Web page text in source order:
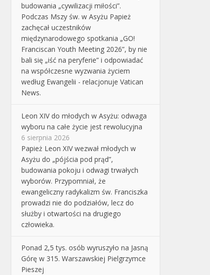
budowania „cywilizacji miłości”.
Podczas Mszy św. w Asyżu Papież
zachęcał uczestników
międzynarodowego spotkania „GO!
Franciscan Youth Meeting 2026”, by nie
bali się „iść na peryferie” i odpowiadać
na współczesne wyzwania życiem
według Ewangelii - relacjonuje Vatican
News.
Leon XIV do młodych w Asyżu: odwaga
wyboru na całe życie jest rewolucyjna
6 sierpnia 2026
Papież Leon XIV wezwał młodych w
Asyżu do „pójścia pod prąd”,
budowania pokoju i odwagi trwałych
wyborów. Przypomniał, że
ewangeliczny radykalizm św. Franciszka
prowadzi nie do podziałów, lecz do
służby i otwartości na drugiego
człowieka.
Ponad 2,5 tys. osób wyruszyło na Jasną
Górę w 315. Warszawskiej Pielgrzymce
Pieszej